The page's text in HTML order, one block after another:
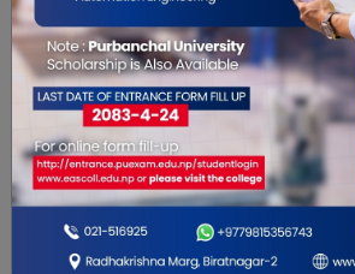
विशेष भिडियो